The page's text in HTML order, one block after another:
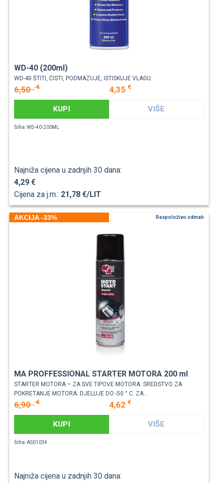
WD-40 (200ml)
WD-40 ŠTITI, ČISTI, PODMAZUJE, ISTISKUJE VLAGU.
6,50€ 4,35 €
KUPI VIŠE
Šifra: WD-40-200ML
Najniža cijena u zadnjih 30 dana:
4,29 €
Cijena za j.m.: 21,78 €/LIT
AKCIJA -33% Raspoloživo odmah
MA PROFFESSIONAL STARTER MOTORA 200 ml
STARTER MOTORA – ZA SVE TIPOVE MOTORA. SREDSTVO ZA
POKRETANJE MOTORA. DJELUJE DO -50 ° C. ZA...
6,90€ 4,62 €
KUPI VIŠE
Šifra: AS01034
Najniža cijena u zadnjih 30 dana: